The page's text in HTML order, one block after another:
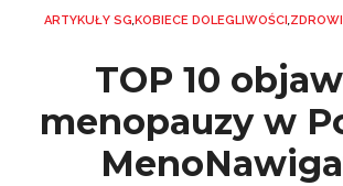
ARTYKUŁY SG,KOBIECE DOLEGLIWOŚCI,
TOP 10
menopauzy w